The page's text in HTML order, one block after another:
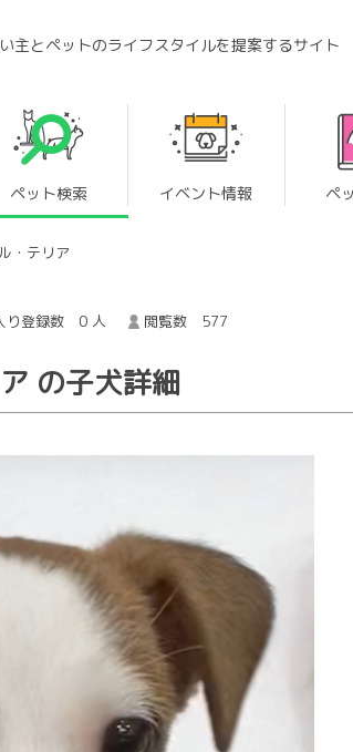
主とペットのライフスタイルを提案するサイト
ペット検索 イベント情報 ペ
・テリア
り登録数 0 人 閲覧数 577
の子犬詳細